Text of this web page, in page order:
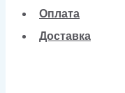
Оплата
Доставка